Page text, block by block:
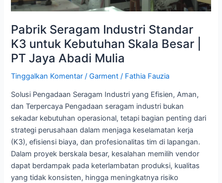
Pabrik Seragam Industri Standar
K3 untuk Kebutuhan Skala Besar |
PT Jaya Abadi Mulia
Tinggalkan Komentar /Garment / Fathia Fauzia
Solusi Pengadaan Seragam Industri yang Efisien, Aman,
dan Terpercaya Pengadaan seragam industri bukan
sekadar kebutuhan operasional, tetapi bagian penting dari
strategi perusahaan dalam menjaga keselamatan kerja
(K3), efisiensi biaya, dan profesionalitas tim di lapangan.
Dalam proyek berskala besar, kesalahan memilih vendor
dapat berdampak pada keterlambatan produksi, kualitas
yang tidak konsisten, hingga meningkatnya risiko
|
PT
Jaya
Abadi
Mulia